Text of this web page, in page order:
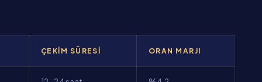
ÇEKIM SÜRESI ORAN MARJI